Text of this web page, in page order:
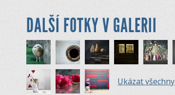
DALŠÍ FOTKY V GALERII
Ukázat všechny